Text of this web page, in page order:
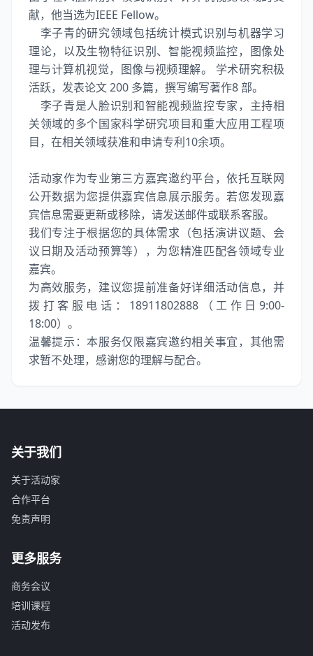
献，他当选为IEEE Fellow。
李子青的研究领域包括统计模式识别与机器学习
理论，以及生物特征识别、智能视频监控，图像处
理与计算机视觉，图像与视频理解。 学术研究积极
活跃，发表论文 200 多篇，撰写编写著作8 部。
李子青是人脸识别和智能视频监控专家，主持相
关领域的多个国家科学研究项目和重大应用工程项
目，在相关领域获准和申请专利10余项。
活动家作为专业第三方嘉宾邀约平台，依托互联网
公开数据为您提供嘉宾信息展示服务。若您发现嘉
宾信息需要更新或移除，请发送邮件或联系客服。
我们专注于根据您的具体需求（包括演讲议题、会
议日期及活动预算等），为您精准匹配各领域专业
嘉宾。
为高效服务，建议您提前准备好详细活动信息，并
拨打客服电话：18911802888（工作日9:00-
18:00）。
温馨提示：本服务仅限嘉宾邀约相关事宜，其他需
求暂不处理，感谢您的理解与配合。
关于我们
关于活动家
合作平台
免责声明
更多服务
商务会议
培训课程
活动发布